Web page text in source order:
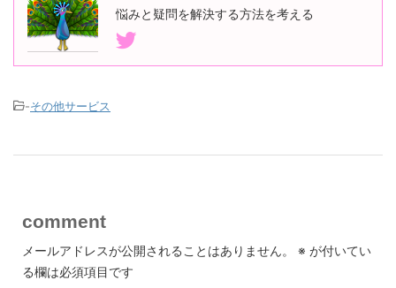
悩みと疑問を解決する方法を考える
-その他サービス
comment
メールアドレスが公開されることはありません。 ※ が付いてい
る欄は必須項目です